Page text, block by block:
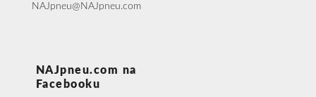
NAJpneu@NAJpneu.com
NAJpneu.com na
Facebooku